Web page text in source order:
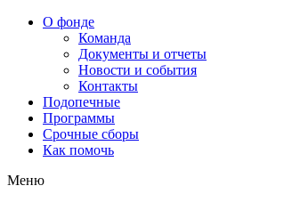
О фонде
Команда
Документы и отчеты
Новости и события
Контакты
Подопечные
Программы
Срочные сборы
Как помочь
Меню